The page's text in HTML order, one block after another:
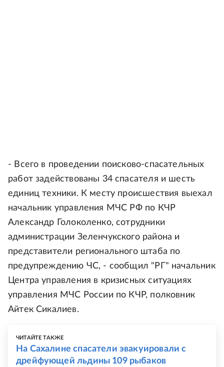
- Всего в проведении поисково-спасательных
работ задействованы 34 спасателя и шесть
единиц техники. К месту происшествия выехал
начальник управления МЧС РФ по КЧР
Александр Голоколенко, сотрудники
администрации Зеленчукского района и
представители регионального штаба по
предупреждению ЧС, - сообщил "РГ" начальник
Центра управления в кризисных ситуациях
управления МЧС России по КЧР, полковник
Айтек Сикалиев.
ЧИТАЙТЕ ТАКЖЕ
На Сахалине спасатели эвакуировали с
дрейфующей льдины 109 рыбаков